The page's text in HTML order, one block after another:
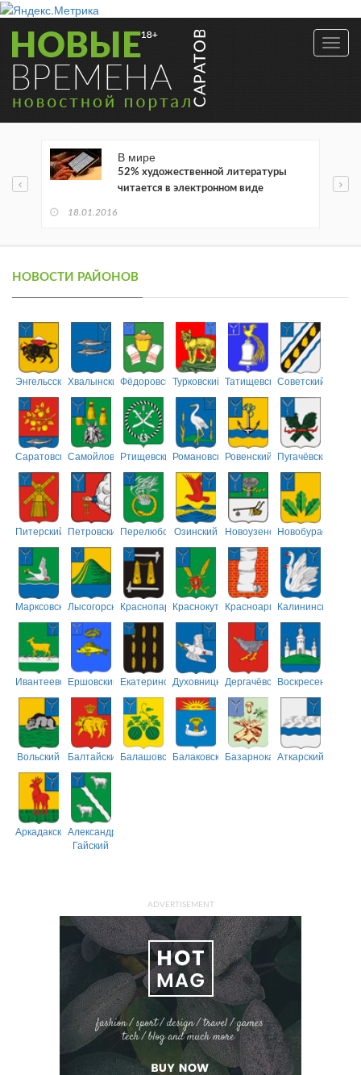
В мире
52% художественной литературы
читается в электронном виде
18.01.2016
НОВОСТИ РАЙОНОВ
ЭнгельсскийХвалынскийФёдоровскийТурковский ТатищевскийСоветский
СаратовскийСамойловскийРтищевскийРомановскийРовенский Пугачёвский
Питерский ПетровскийПерелюбскийОзинский НовоузенскийНовобурасский
МарксовскийЛысогорскийКраснопартизанский
КраснокутскийКрасноармейский
Калининский
ИвантеевскийЕршовский ЕкатериновскийДуховницкийДергачёвскийВоскресенский
Вольский БалтайскийБалашовскийБалаковскийБазарнокарабулакский
Аткарский
АркадакскийАлександрово-
Гайский
ADVERTISEMENT